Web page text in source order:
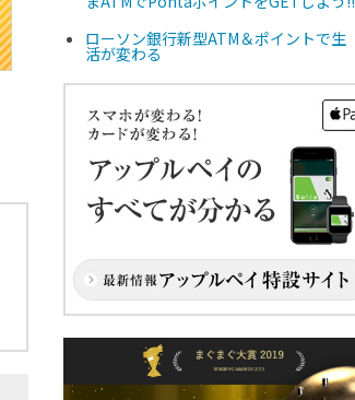
ローソン銀行新型ATM＆ポイントで生
活が変わる